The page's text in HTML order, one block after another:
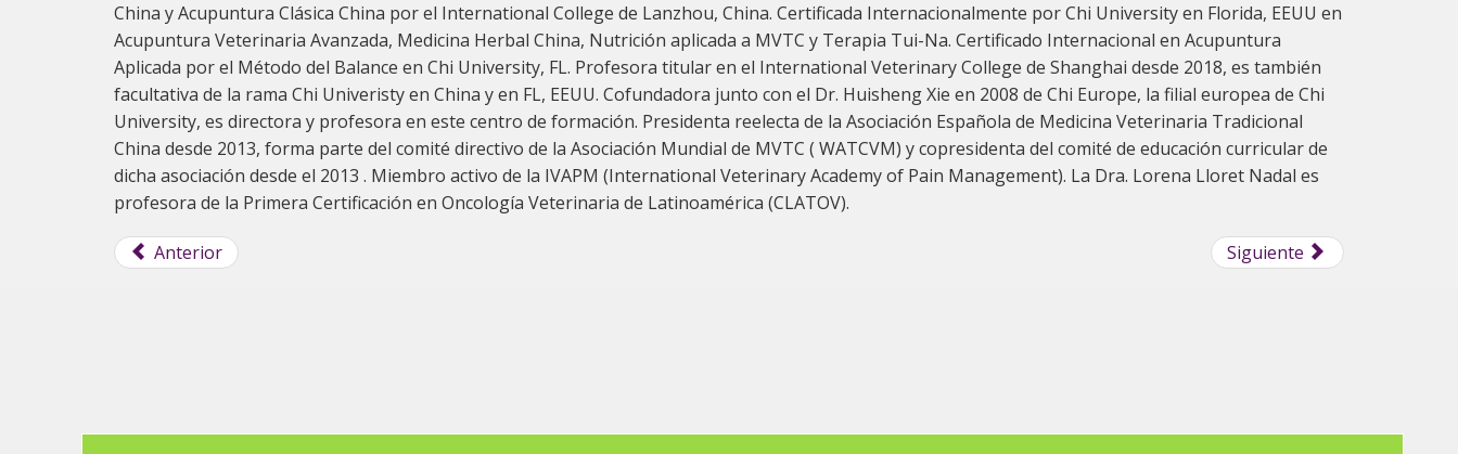
China y Acupuntura Clásica China por el International College de Lanzhou, China. Certificada Internacionalmente por Chi University en Florida, EEUU en
Acupuntura Veterinaria Avanzada, Medicina Herbal China, Nutrición aplicada a MVTC y Terapia Tui-Na. Certificado Internacional en Acupuntura
Aplicada por el Método del Balance en Chi University, FL. Profesora titular en el International Veterinary College de Shanghai desde 2018, es también
facultativa de la rama Chi Univeristy en China y en FL, EEUU. Cofundadora junto con el Dr. Huisheng Xie en 2008 de Chi Europe, la filial europea de Chi
University, es directora y profesora en este centro de formación. Presidenta reelecta de la Asociación Española de Medicina Veterinaria Tradicional
China desde 2013, forma parte del comité directivo de la Asociación Mundial de MVTC ( WATCVM) y copresidenta del comité de educación curricular de
dicha asociación desde el 2013 . Miembro activo de la IVAPM (International Veterinary Academy of Pain Management). La Dra. Lorena Lloret Nadal es
profesora de la Primera Certificación en Oncología Veterinaria de Latinoamérica (CLATOV).
Anterior Siguiente